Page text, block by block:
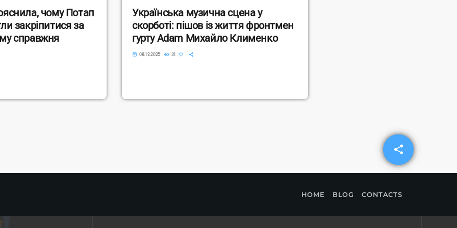
share
email
чому Потап
закріпитися за
справжня
Українська музична сцена у
скорботі: пішов із життя фронтмен
гурту Adam Михайло Клименко
today 08.12.2025 31
HOME BLOG CONTACTS